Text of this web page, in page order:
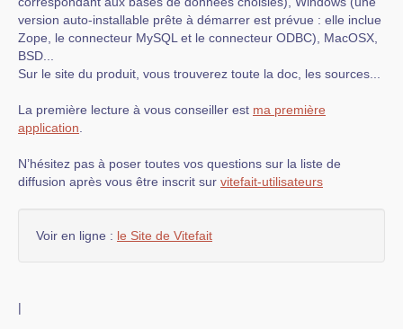
version auto-installable prête à démarrer est prévue : elle inclue
Zope, le connecteur MySQL et le connecteur ODBC), MacOSX,
BSD...
Sur le site du produit, vous trouverez toute la doc, les sources...
La première lecture à vous conseiller est ma première
application
N’hésitez pas à poser toutes vos questions sur la liste de
diffusion après vous être inscrit sur vitefait-utilisateurs
Voir en ligne : le Site de Vitefait
|